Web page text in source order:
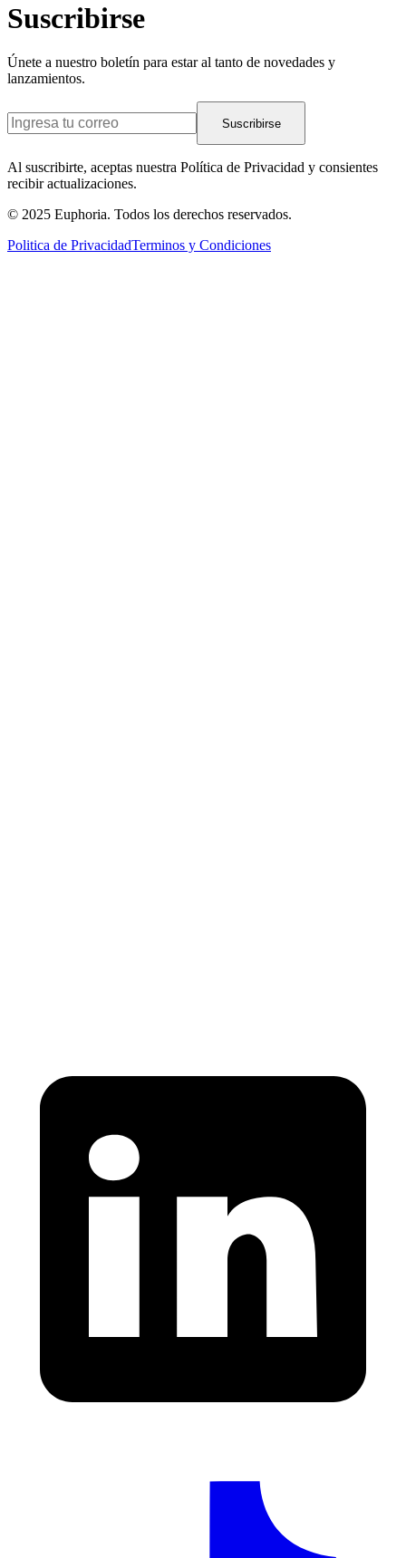
Suscribirse
Únete a nuestro boletín para estar al tanto de novedades y
lanzamientos.
Suscribirse
Al suscribirte, aceptas nuestra Política de Privacidad y consientes
recibir actualizaciones.
© 2025 Euphoria. Todos los derechos reservados.
Politica de PrivacidadTerminos y Condiciones